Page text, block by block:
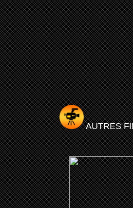
AUTRES
(1998)
Drôles de papous